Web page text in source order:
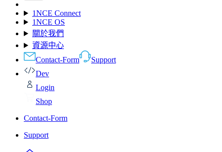
1NCE Connect
1NCE OS
關於我們
資源中心
Contact-Form
Support
Dev
Login
Shop
Contact-Form
Support